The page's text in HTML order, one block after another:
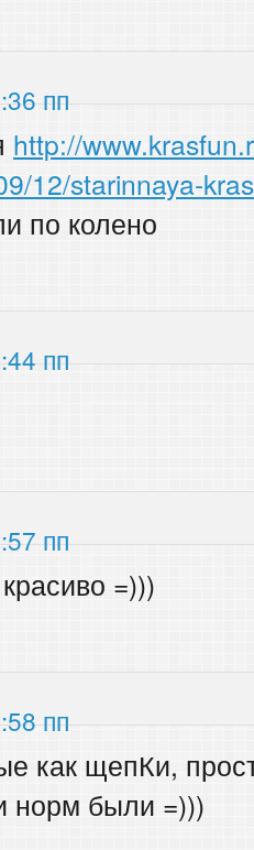
пп
http://
12/starinnaya-
по колено
пп
пп
=)))
пп
как щепКи,
норм были =)))